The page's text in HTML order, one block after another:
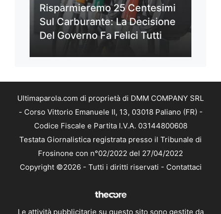
Risparmieremo 25 Centesimi
Sul Carburante: La Decisione
Del Governo Fa Felici Tutti
Ultimaparola.com di proprietà di DMM COMPANY SRL
- Corso Vittorio Emanuele II, 13, 03018 Paliano (FR) -
Codice Fiscale e Partita I.V.A. 03144800608
Testata Giornalistica registrata presso il Tribunale di
Frosinone con n°02/2022 del 27/04/2022
Copyright ©2026 - Tutti i diritti riservati - Contattaci
Le attività pubblicitarie su questo sito sono gestite da